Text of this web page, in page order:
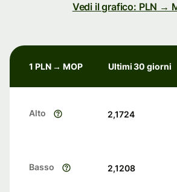
Vedi il grafico: PLN →
1 PLN → MOP Ultimi 30 giorni
Alto 2,1724
Basso 2,1208